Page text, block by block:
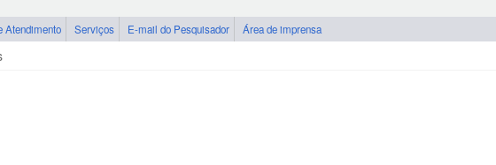
Atendimento Serviços E-mail do Pesquisador Área de imprensa